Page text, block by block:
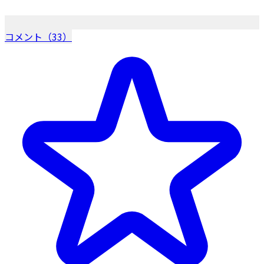
コメント（33）